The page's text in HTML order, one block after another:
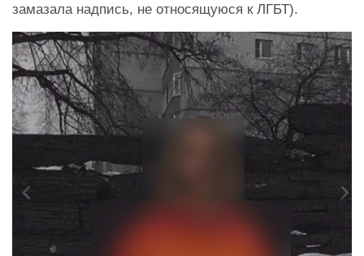
замазала надпись, не относящуюся к ЛГБТ).